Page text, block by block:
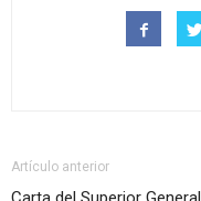
Artículo anterior